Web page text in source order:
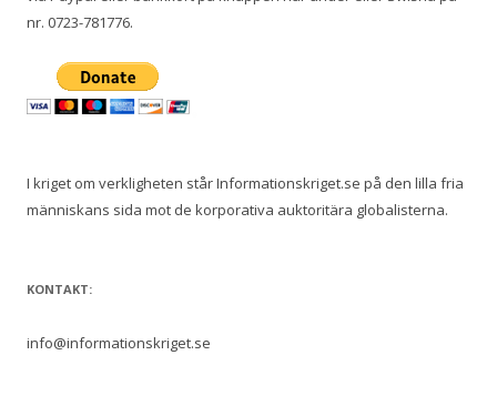
nr. 0723-781776.
I kriget om verkligheten står Informationskriget.se på den lilla fria
människans sida mot de korporativa auktoritära globalisterna.
KONTAKT:
info@informationskriget.se